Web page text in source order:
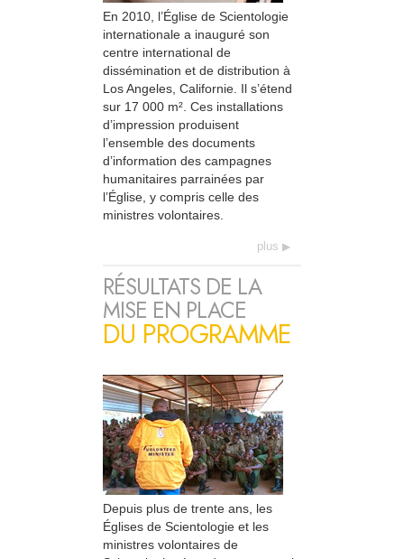
En 2010, l’Église de Scientologie
internationale a inauguré son
centre international de
dissémination et de distribution à
Los Angeles, Californie. Il s’étend
sur 17 000 m². Ces installations
d’impression produisent
l’ensemble des documents
d’information des campagnes
humanitaires parrainées par
l’Église, y compris celle des
ministres volontaires.
plus
RÉSULTATS DE LA
MISE EN PLACE
DU PROGRAMME
Depuis plus de trente ans, les
Églises de Scientologie et les
ministres volontaires de